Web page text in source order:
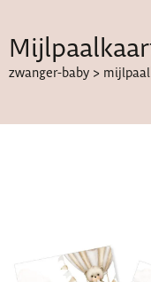
zwanger-baby >